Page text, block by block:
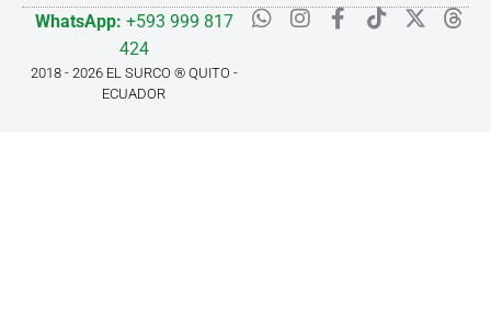
WhatsApp: +593 999 817
424
2018 - 2026 EL SURCO ® QUITO -
ECUADOR